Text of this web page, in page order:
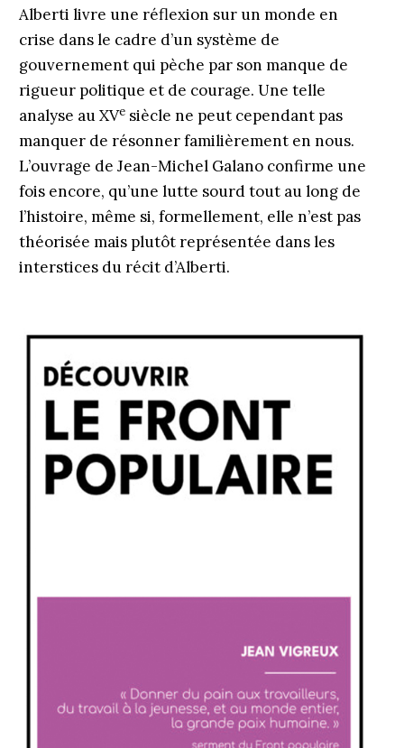
Alberti livre une réflexion sur un monde en
crise dans le cadre d’un système de
gouvernement qui pèche par son manque de
rigueur politique et de courage. Une telle
analyse au XVesiècle ne peut cependant pas
manquer de résonner familièrement en nous.
L’ouvrage de Jean-Michel Galano confirme une
fois encore, qu’une lutte sourd tout au long de
l’histoire, même si, formellement, elle n’est pas
théorisée mais plutôt représentée dans les
interstices du récit d’Alberti.